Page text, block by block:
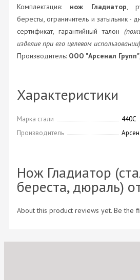
Комплектация: нож Гладиатор,
бересты, ограничитель и затыльник -
сертификат, гарантийный талон
изделие при его целевом использовании)
Производитель: ООО "Арсенал Групп"
Характеристики
Марка стали
440C
Производитель
Нож Гладиатор
береста, дюраль)
About this product reviews yet. Be the